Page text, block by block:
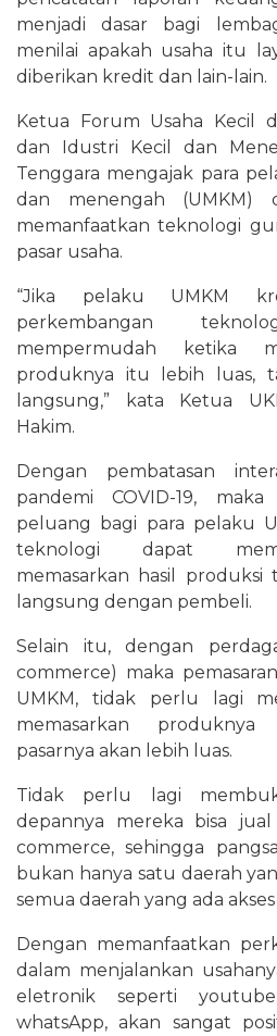
menjadi dasar bagi
menilai apakah usaha itu
diberikan kredit dan lain-lain.
Ketua Forum Usaha Kecil
dan Idustri Kecil dan
Tenggara mengajak para
dan menengah
memanfaatkan teknologi
pasar usaha.
“Jika pelaku UMKM
perkembangan
mempermudah ketika
produknya itu lebih luas,
langsung,” kata Ketua
Hakim.
Dengan pembatasan
pandemi COVID-19,
peluang bagi para pelaku
teknologi dapat
memasarkan hasil
langsung dengan pembeli.
Selain itu, dengan
commerce) maka
UMKM, tidak perlu lagi
memasarkan
pasarnya akan lebih luas.
Tidak perlu lagi
depannya mereka bisa
commerce, sehingga
bukan hanya satu daerah
semua daerah yang ada
Dengan memanfaatkan
dalam menjalankan
eletronik seperti
whatsApp, akan sangat